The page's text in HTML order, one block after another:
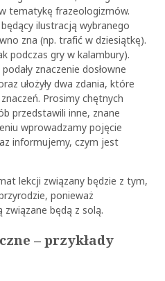
tematykę frazeologizmów.
ilustracją wybranego
zna (np. trafić w dziesiątkę).
podczas gry w kalambury).
znaczenie dosłowne
ułożyły dwa zdania, które
Prosimy chętnych
przedstawili inne, znane
wprowadzamy pojęcie
informujemy, czym jest
lekcji związany będzie z tym,
ponieważ
będą z solą.
– przykłady